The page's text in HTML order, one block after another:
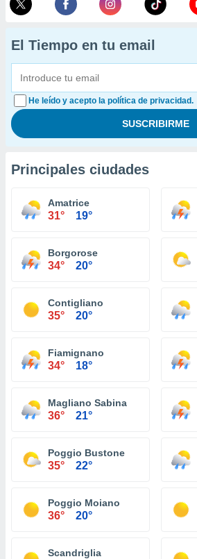
El Tiempo en tu email
He leído y acepto la política de privacidad.
Principales ciudades
Amatrice
31° 19°
Borgorose
34° 20°
Contigliano
35° 20°
Fiamignano
34° 18°
Magliano Sabina
36° 21°
Poggio Bustone
35° 22°
Poggio Moiano
36° 20°
Scandriglia